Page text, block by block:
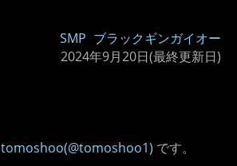
SMP ブラックギンガイオー
2024年9月20日(最終更新日)
tomoshoo(@tomoshoo1) です。